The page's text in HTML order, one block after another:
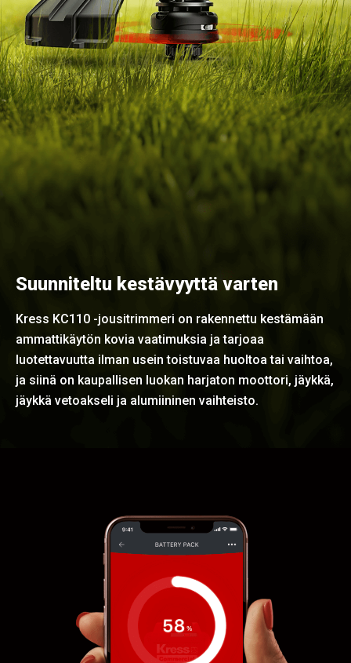
Suunniteltu kestävyyttä varten
Kress KC110 -jousitrimmeri on rakennettu kestämään
ammattikäytön kovia vaatimuksia ja tarjoaa
luotettavuutta ilman usein toistuvaa huoltoa tai vaihtoa,
ja siinä on kaupallisen luokan harjaton moottori, jäykkä,
jäykkä vetoakseli ja alumiininen vaihteisto.